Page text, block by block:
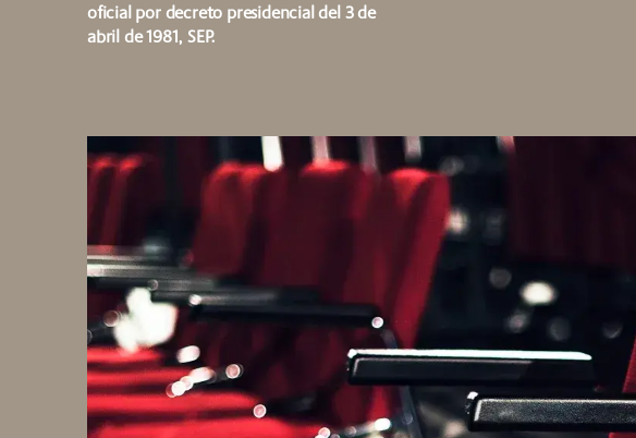
oficial por decreto presidencial del 3 de
abril de 1981, SEP.